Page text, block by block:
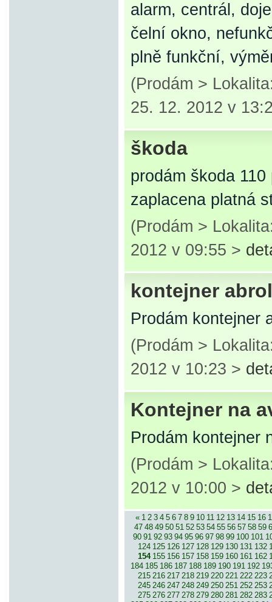
alarm, centrál,
čelní okno,
plně funkční,
(Prodám >
25. 12. 2012 v
škoda
prodám škoda
zaplacena platná
(Prodám >
2012 v 09:55 >
kontejner
Prodám kontejner
(Prodám >
2012 v 10:23 >
Kontejner na
Prodám kontejner
(Prodám >
2012 v 10:00 >
« 1 2 3 4 5 6 7 8 9 10 11 12 13 14 15 16
47 48 49 50 51 52 53 54 55 56 57 58 59
90 91 92 93 94 95 96 97 98 99 100 101
124 125 126 127 128 129 130 131 132
154 155 156 157 158 159 160 161 162
184 185 186 187 188 189 190 191 192
215 216 217 218 219 220 221 222 223
245 246 247 248 249 250 251 252 253
275 276 277 278 279 280 281 282 283